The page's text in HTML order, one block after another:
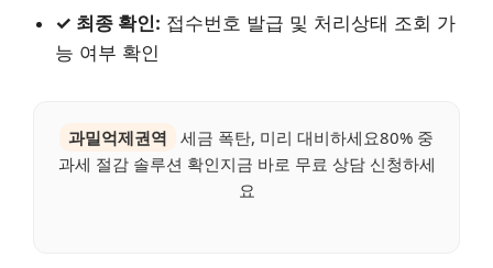
✓ 최종 확인: 접수번호 발급 및 처리상태 조회 가
능 여부 확인
과밀억제권역
세금 폭탄, 미리 대비하세요80% 중
과세 절감 솔루션 확인지금 바로 무료 상담 신청하세
요